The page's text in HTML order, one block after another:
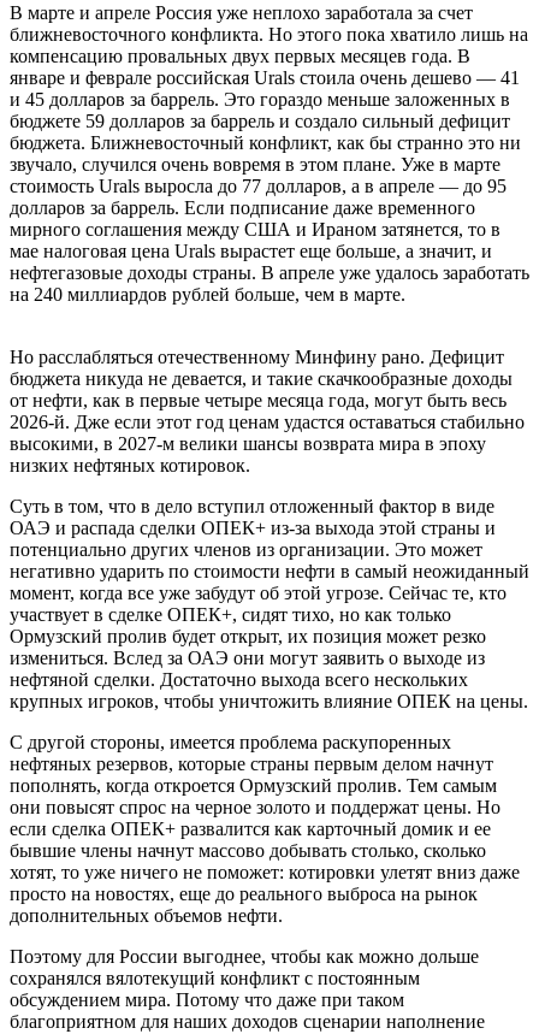
В марте и апреле Россия уже неплохо заработала за счет
ближневосточного конфликта. Но этого пока хватило лишь на
компенсацию провальных двух первых месяцев года. В
январе и феврале российская Urals стоила очень дешево — 41
и 45 долларов за баррель. Это гораздо меньше заложенных в
бюджете 59 долларов за баррель и создало сильный дефицит
бюджета. Ближневосточный конфликт, как бы странно это ни
звучало, случился очень вовремя в этом плане. Уже в марте
стоимость Urals выросла до 77 долларов, а в апреле — до 95
долларов за баррель. Если подписание даже временного
мирного соглашения между США и Ираном затянется, то в
мае налоговая цена Urals вырастет еще больше, а значит, и
нефтегазовые доходы страны. В апреле уже удалось заработать
на 240 миллиардов рублей больше, чем в марте.
Но расслабляться отечественному Минфину рано. Дефицит
бюджета никуда не девается, и такие скачкообразные доходы
от нефти, как в первые четыре месяца года, могут быть весь
2026-й. Дже если этот год ценам удастся оставаться стабильно
высокими, в 2027-м велики шансы возврата мира в эпоху
низких нефтяных котировок.
Суть в том, что в дело вступил отложенный фактор в виде
ОАЭ и распада сделки ОПЕК+ из-за выхода этой страны и
потенциально других членов из организации. Это может
негативно ударить по стоимости нефти в самый неожиданный
момент, когда все уже забудут об этой угрозе. Сейчас те, кто
участвует в сделке ОПЕК+, сидят тихо, но как только
Ормузский пролив будет открыт, их позиция может резко
измениться. Вслед за ОАЭ они могут заявить о выходе из
нефтяной сделки. Достаточно выхода всего нескольких
крупных игроков, чтобы уничтожить влияние ОПЕК на цены.
С другой стороны, имеется проблема раскупоренных
нефтяных резервов, которые страны первым делом начнут
пополнять, когда откроется Ормузский пролив. Тем самым
они повысят спрос на черное золото и поддержат цены. Но
если сделка ОПЕК+ развалится как карточный домик и ее
бывшие члены начнут массово добывать столько, сколько
хотят, то уже ничего не поможет: котировки улетят вниз даже
просто на новостях, еще до реального выброса на рынок
дополнительных объемов нефти.
Поэтому для России выгоднее, чтобы как можно дольше
сохранялся вялотекущий конфликт с постоянным
обсуждением мира. Потому что даже при таком
благоприятном для наших доходов сценарии наполнение